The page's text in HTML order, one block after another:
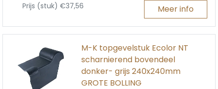
Prijs (stuk) €37,56
Meer info
M-K topgevelstuk Ecolor NT
scharnierend bovendeel
donker- grijs 240x240mm
GROTE BOLLING